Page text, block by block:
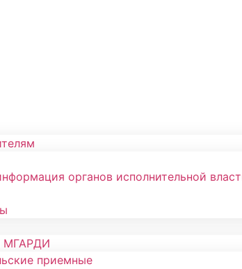
органов исполнительной
МГАРДИ
приемные